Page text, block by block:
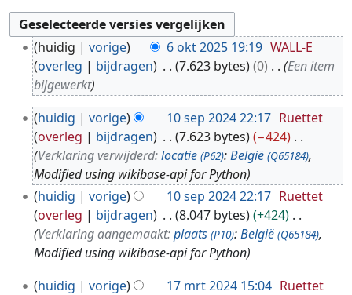
huidig vorige 6 okt 2025 19:19 WALL-E
overleg
bijdragen 7.623 bytes 0
Een item
bijgewerkt
huidig vorige 10 sep 2024 22:17 Ruettet
overleg
bijdragen 7.623 bytes
−424
Verklaring verwijderd:locatie (P62):België (Q65184),
Modified using wikibase-api for Python
huidig
vorige 10 sep 2024 22:17 Ruettet
overleg
bijdragen 8.047 bytes
+424
Verklaring aangemaakt:plaats (P10):België (Q65184),
Modified using wikibase-api for Python
huidig vorige 17 mrt 2024 15:04 Ruettet